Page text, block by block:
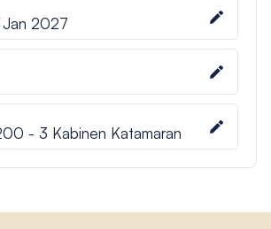
Jan 2027
- 3 Kabinen Katamaran